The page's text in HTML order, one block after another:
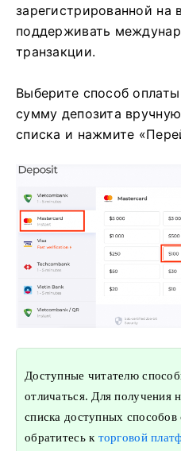
зарегистрированной на
поддерживать
транзакции.
Выберите способ
сумму депозита
списка и нажмите
Доступные читателю
отличаться. Для получения
списка доступных
обратитесь к торговой